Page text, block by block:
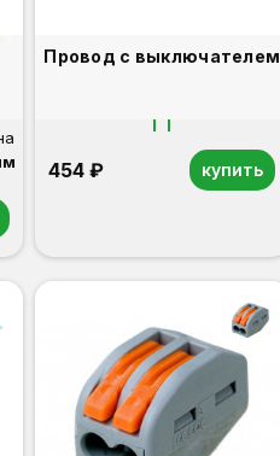
Провод с выключателем
454 ₽ купить